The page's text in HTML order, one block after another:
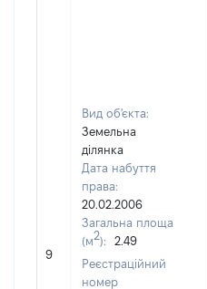
9
Вид об'єкта:
Земельна
ділянка
Дата набуття
права:
20.02.2006
Загальна площа
(м2):
2.49
Реєстраційний
номер